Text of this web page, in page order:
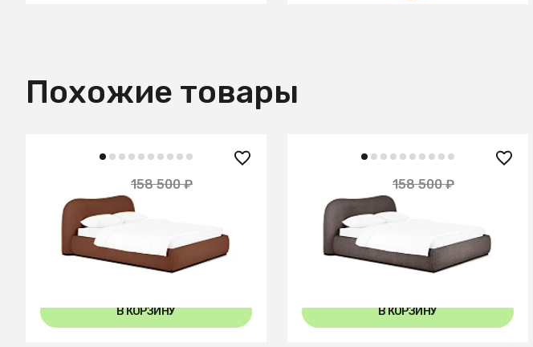
Похожие товары
158 500 ₽
Кровать Patti с подъемным
механизмом
В КОРЗИНУ
158 500 ₽
Кровать Patti с подъемным
механизмом
В КОРЗИНУ